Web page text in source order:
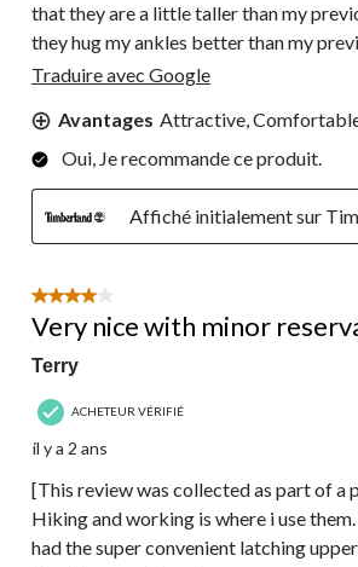
that they are a little taller than my
they hug my ankles better than my
Traduire avec Google
Avantages Attractive,
Oui, Je recommande ce produit.
Affiché initialement sur
4 étoile(s) sur 5.
Very nice with minor
Terry
ACHETEUR VÉRIFIÉ
il y a 2 ans
[This review was collected as part of a
Hiking and working is where i use
had the super convenient latching